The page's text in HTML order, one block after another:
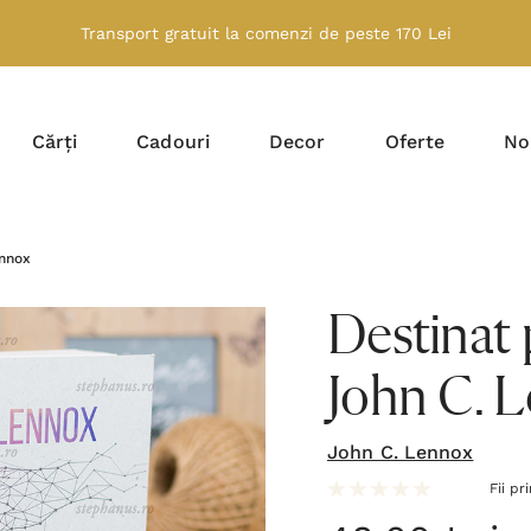
Transport gratuit la comenzi de peste 170 Lei
Cărți Cadouri Decor Oferte
Destinat
John C.
John C. Lennox
Fii